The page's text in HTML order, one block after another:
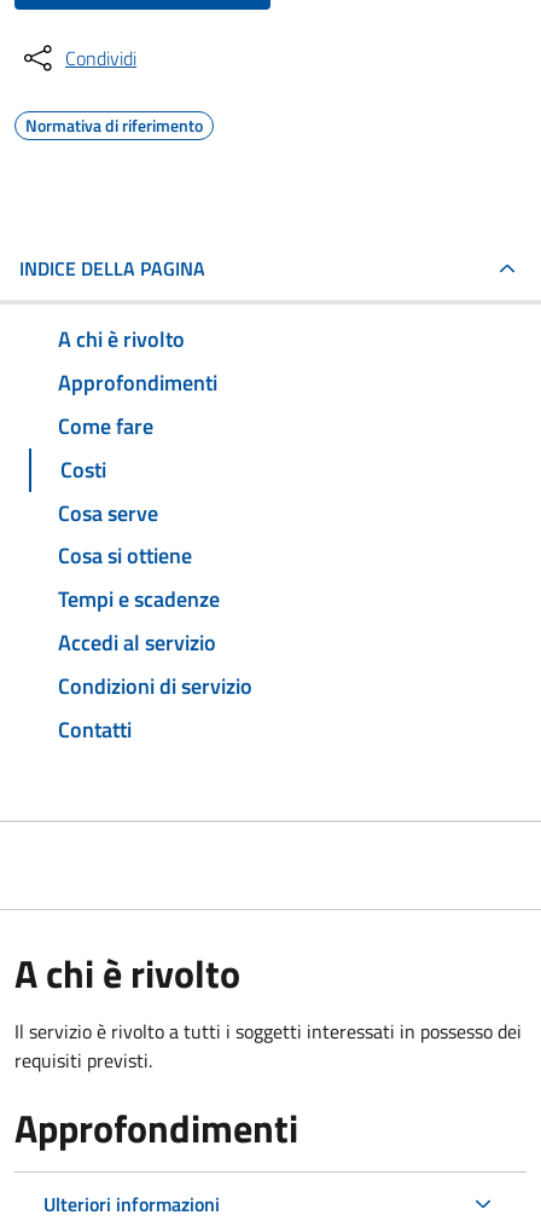
Condividi
Normativa di riferimento
INDICE DELLA PAGINA
A chi è rivolto
Approfondimenti
Come fare
Costi
Cosa serve
Cosa si ottiene
Tempi e scadenze
Accedi al servizio
Condizioni di servizio
Contatti
A chi è rivolto
Il servizio è rivolto a tutti i soggetti interessati in possesso dei
requisiti previsti.
Approfondimenti
Ulteriori informazioni